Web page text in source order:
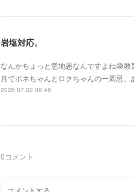
岩塩対応。
なんかちょっと意地悪なんですよね😅
月でボネちゃんとロクちゃんの一周忌。
2026.07.22 08:48
0コメント